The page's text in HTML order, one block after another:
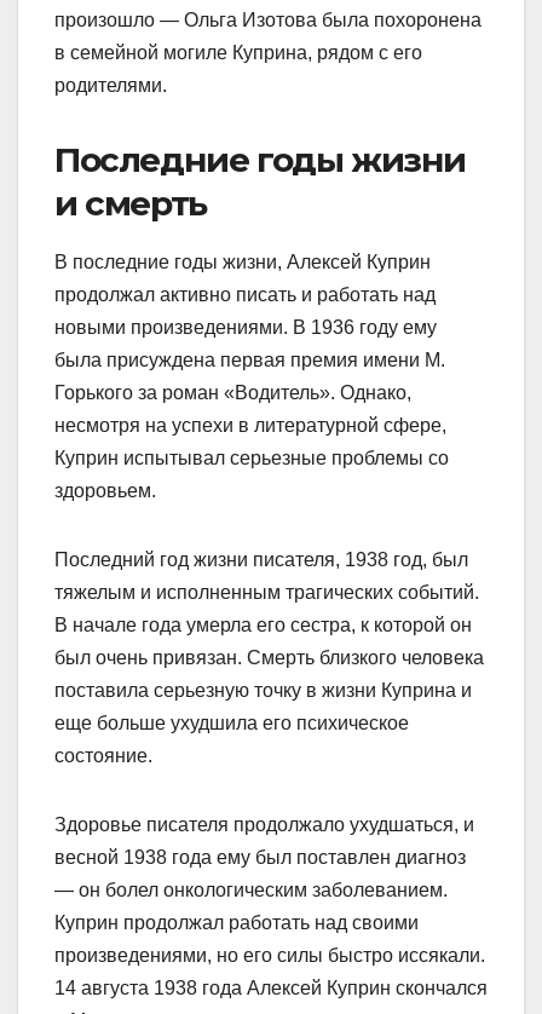
произошло — Ольга Изотова была похоронена
в семейной могиле Куприна, рядом с его
родителями.
Последние годы жизни
и смерть
В последние годы жизни, Алексей Куприн
продолжал активно писать и работать над
новыми произведениями. В 1936 году ему
была присуждена первая премия имени М.
Горького за роман «Водитель». Однако,
несмотря на успехи в литературной сфере,
Куприн испытывал серьезные проблемы со
здоровьем.
Последний год жизни писателя, 1938 год, был
тяжелым и исполненным трагических событий.
В начале года умерла его сестра, к которой он
был очень привязан. Смерть близкого человека
поставила серьезную точку в жизни Куприна и
еще больше ухудшила его психическое
состояние.
Здоровье писателя продолжало ухудшаться, и
весной 1938 года ему был поставлен диагноз
— он болел онкологическим заболеванием.
Куприн продолжал работать над своими
произведениями, но его силы быстро иссякали.
14 августа 1938 года Алексей Куприн скончался